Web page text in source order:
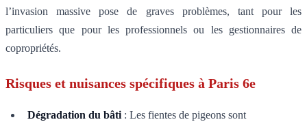
l’invasion massive pose de graves problèmes, tant pour les
particuliers que pour les professionnels ou les gestionnaires de
copropriétés.
Risques et nuisances spécifiques à Paris 6e
Dégradation du bâti : Les fientes de pigeons sont